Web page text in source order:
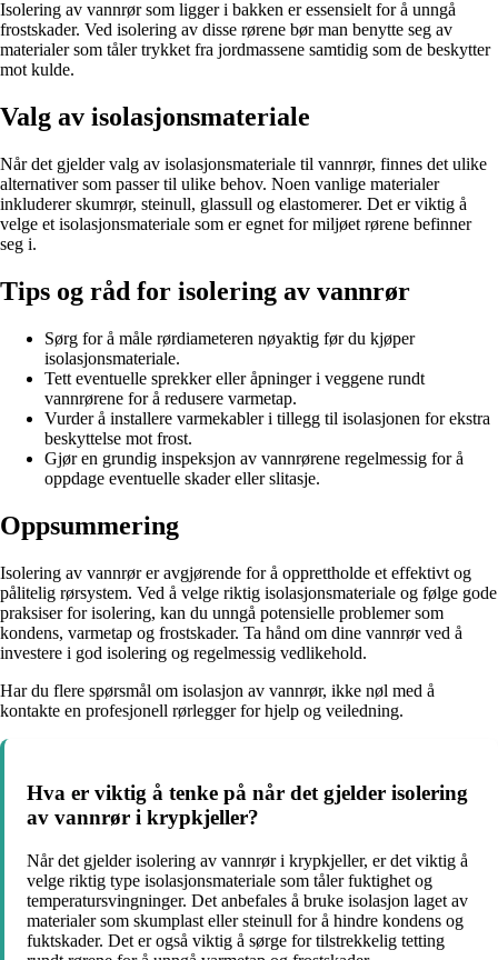
Isolering av vannrør som ligger i bakken er essensielt for å unngå
frostskader. Ved isolering av disse rørene bør man benytte seg av
materialer som tåler trykket fra jordmassene samtidig som de beskytter
mot kulde.
Valg av isolasjonsmateriale
Når det gjelder valg av isolasjonsmateriale til vannrør, finnes det ulike
alternativer som passer til ulike behov. Noen vanlige materialer
inkluderer skumrør, steinull, glassull og elastomerer. Det er viktig å
velge et isolasjonsmateriale som er egnet for miljøet rørene befinner
seg i.
Tips og råd for isolering av vannrør
Sørg for å måle rørdiameteren nøyaktig før du kjøper
isolasjonsmateriale.
Tett eventuelle sprekker eller åpninger i veggene rundt
vannrørene for å redusere varmetap.
Vurder å installere varmekabler i tillegg til isolasjonen for ekstra
beskyttelse mot frost.
Gjør en grundig inspeksjon av vannrørene regelmessig for å
oppdage eventuelle skader eller slitasje.
Oppsummering
Isolering av vannrør er avgjørende for å opprettholde et effektivt og
pålitelig rørsystem. Ved å velge riktig isolasjonsmateriale og følge gode
praksiser for isolering, kan du unngå potensielle problemer som
kondens, varmetap og frostskader. Ta hånd om dine vannrør ved å
investere i god isolering og regelmessig vedlikehold.
Har du flere spørsmål om isolasjon av vannrør, ikke nøl med å
kontakte en profesjonell rørlegger for hjelp og veiledning.
Hva er viktig å tenke på når det gjelder isolering
av vannrør i krypkjeller?
Når det gjelder isolering av vannrør i krypkjeller, er det viktig å
velge riktig type isolasjonsmateriale som tåler fuktighet og
temperatursvingninger. Det anbefales å bruke isolasjon laget av
materialer som skumplast eller steinull for å hindre kondens og
fuktskader. Det er også viktig å sørge for tilstrekkelig tetting